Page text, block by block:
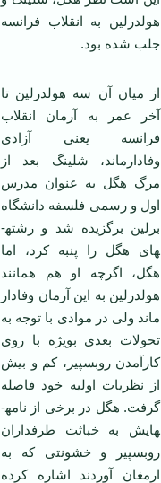
هولدرلین به انقلاب فرانسه
جلب شده بود.
از میان آن سه هولدرلین تا
آخر عمر به آرمان انقلاب
فرانسه یعنی آزادی
وفادارماند، شلینگ بعد از
مرگ هگل به عنوان مدرس
اول و رسمی فلسفه دانشگاه
برلین برگزیده شد و رشته­
های هگل را پنبه کرد، اما
هگل، اگرچه او هم همانند
هولدرلین به این آرمان وفادار
ماند ولی در موادی با توجه به
تحولات بعدی بویژه با روی
کارآمدن روبسپیر، کم و بیش
از نظریات اولیه خود فاصله
گرفت. هگل در برخی از نامه­
هایش به خباثت طرفداران
روبسپیر و خشونتی که به
ارمغان آوردند اشاره کرده